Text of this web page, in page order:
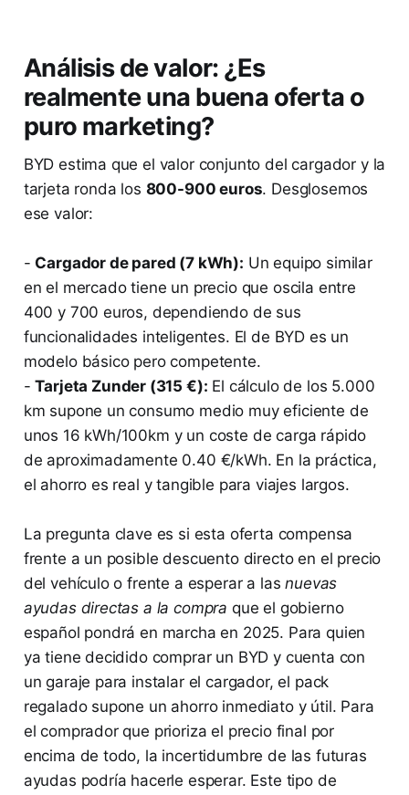
Análisis de valor: ¿Es
realmente una buena oferta o
puro marketing?
BYD estima que el valor conjunto del cargador y la
tarjeta ronda los 800-900 euros. Desglosemos
ese valor:
- Cargador de pared (7 kWh): Un equipo similar
en el mercado tiene un precio que oscila entre
400 y 700 euros, dependiendo de sus
funcionalidades inteligentes. El de BYD es un
modelo básico pero competente.
-Tarjeta Zunder (315 €): El cálculo de los 5.000
km supone un consumo medio muy eficiente de
unos 16 kWh/100km y un coste de carga rápido
de aproximadamente 0.40 €/kWh. En la práctica,
el ahorro es real y tangible para viajes largos.
La pregunta clave es si esta oferta compensa
frente a un posible descuento directo en el precio
del vehículo o frente a esperar a lasnuevas
ayudas directas a la compra que el gobierno
español pondrá en marcha en 2025. Para quien
ya tiene decidido comprar un BYD y cuenta con
un garaje para instalar el cargador, el pack
regalado supone un ahorro inmediato y útil. Para
el comprador que prioriza el precio final por
encima de todo, la incertidumbre de las futuras
ayudas podría hacerle esperar. Este tipo de